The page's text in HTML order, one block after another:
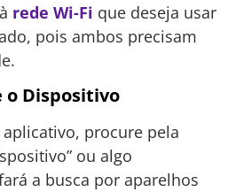
rede Wi-Fi que deseja usar
pois ambos precisam
o Dispositivo
procure pela
ou algo
a busca por aparelhos